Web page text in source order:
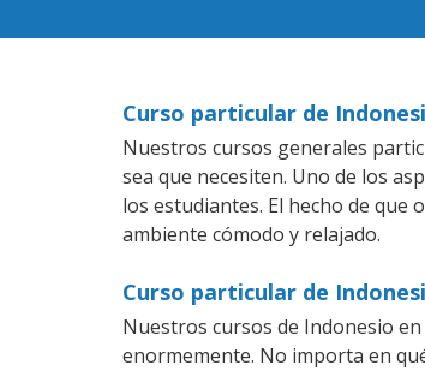
Curso particular de
Nuestros cursos generales
sea que necesiten. Uno de los
los estudiantes. El hecho de que
ambiente cómodo y relajado.
Curso particular de
Nuestros cursos de Indonesio
enormemente. No importa en